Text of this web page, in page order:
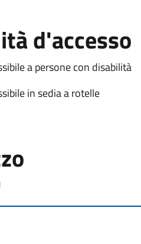
d'accesso
a persone con disabilità
in sedia a rotelle